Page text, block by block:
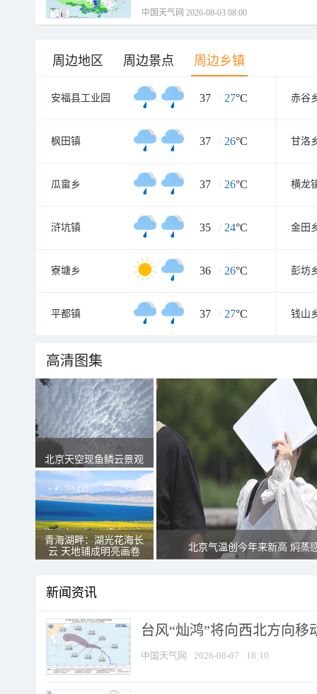
中国天气网 2026-08-03 08:00
周边地区 周边景点 周边乡镇
安福县工业园 37 / 27°C 赤谷
枫田镇 37 / 26°C 甘洛
瓜畲乡 37 / 26°C 横龙
浒坑镇 35 / 24°C 金田
寮塘乡 36 / 26°C 彭坊
平都镇 37 / 27°C 钱山
高清图集
北京天空现鱼鳞云景观
青海湖畔：湖光花海长
云 天地铺成明亮画卷
北京气温创今年来新高 焖蒸
新闻资讯
台风“灿鸿”将向西北方向移
中国天气网 2026-08-07 18:10